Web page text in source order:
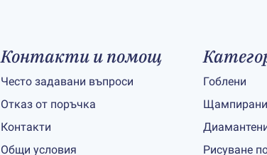
Контакти и помощ
Често задавани въпроси
Отказ от поръчка
Контакти
Общи условия
Гоблени
Щампирани
Рисуване